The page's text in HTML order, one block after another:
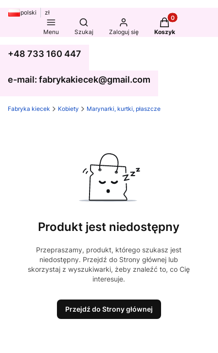
polski zł
Menu
Otwórz wyszukiwarkę
Szukaj Zaloguj się
Produkty w
Koszyk
+48 733 160 447
e-mail: fabrykakiecek@gmail.com
Fabryka kiecek Kobiety Marynarki, kurtki, płaszcze
Produkt jest niedostępny
Przepraszamy, produkt, którego szukasz jest
niedostępny. Przejdź do Strony głównej lub
skorzystaj z wyszukiwarki, żeby znaleźć to, co Cię
interesuje.
Przejdź do Strony głównej